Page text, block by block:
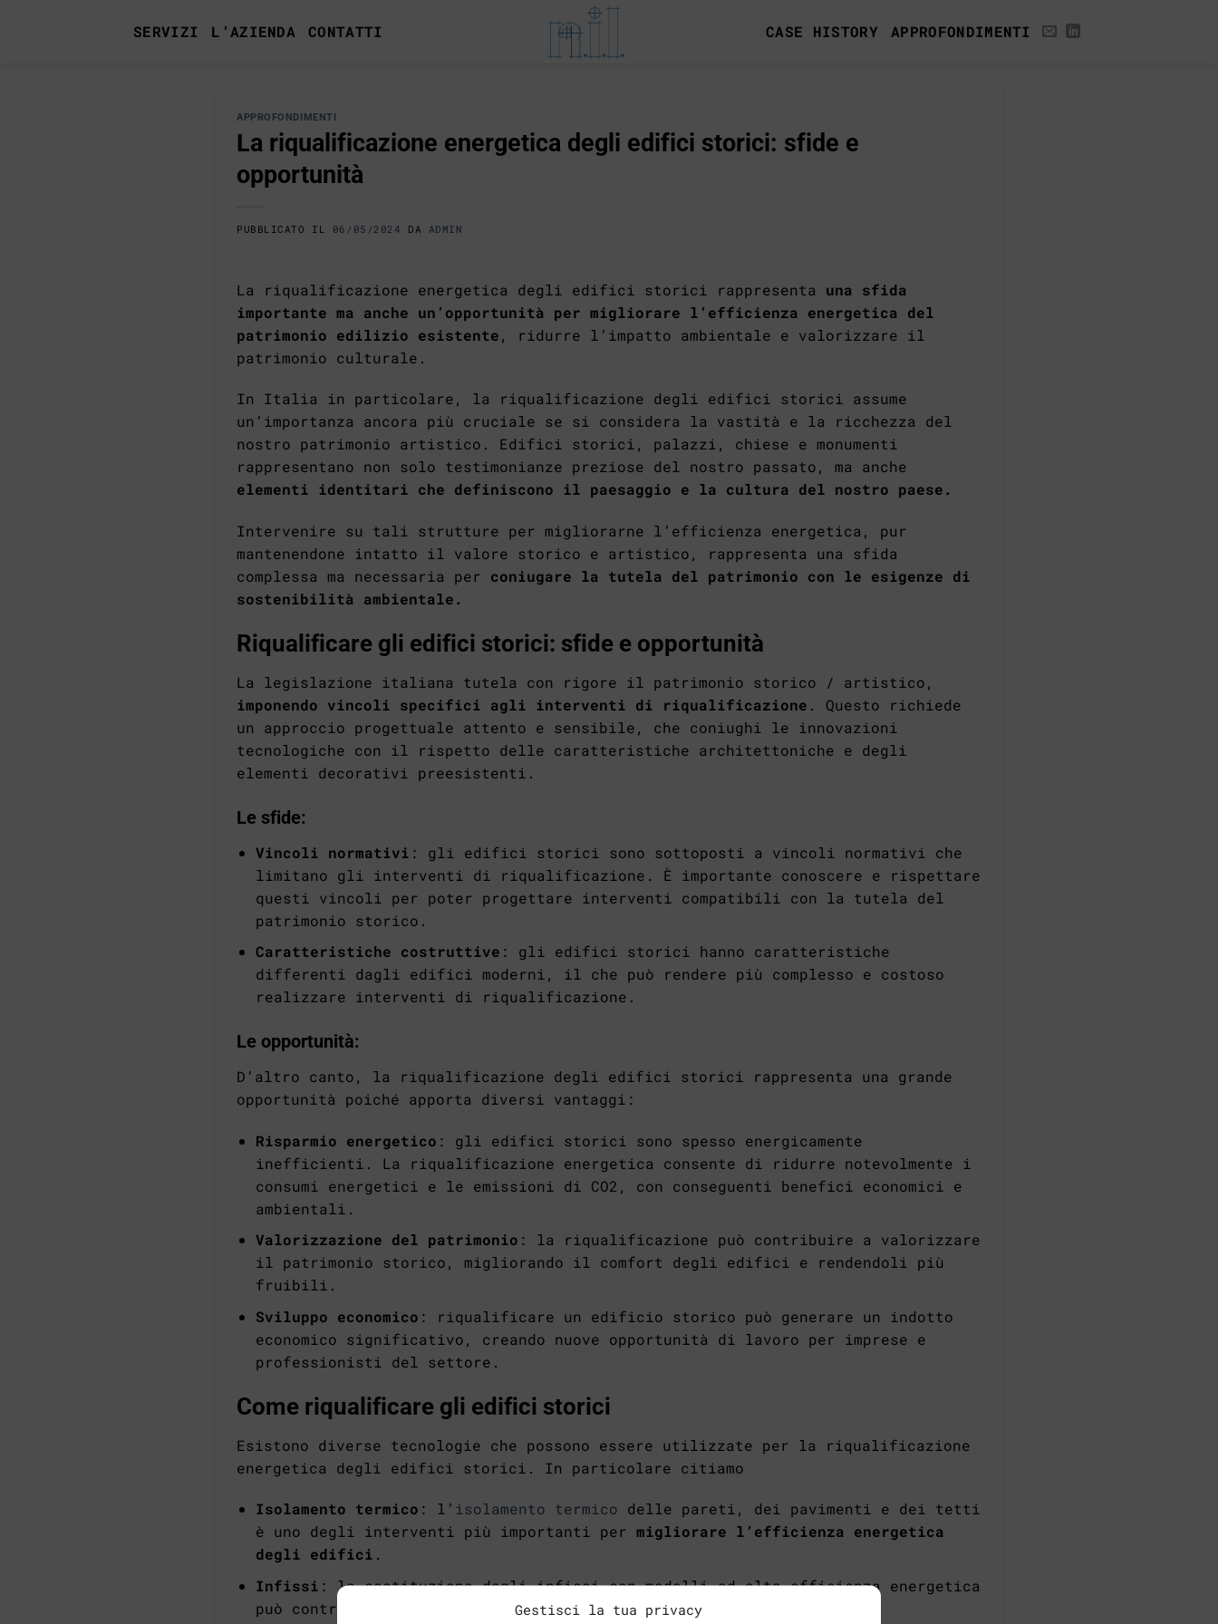
Gestisci la tua privacy
SERVIZI L’AZIENDA CONTATTI CASE HISTORY APPROFONDIMENTI
APPROFONDIMENTI
La riqualificazione energetica degli edifici storici: sfide e
opportunità
PUBBLICATO IL 06/05/2024 DA ADMIN
La riqualificazione energetica degli edifici storici rappresenta una sfida
importante ma anche un’opportunità per migliorare l’efficienza energetica del
patrimonio edilizio esistente, ridurre l’impatto ambientale e valorizzare il
patrimonio culturale.
In Italia in particolare, la riqualificazione degli edifici storici assume
un’importanza ancora più cruciale se si considera la vastità e la ricchezza del
nostro patrimonio artistico. Edifici storici, palazzi, chiese e monumenti
rappresentano non solo testimonianze preziose del nostro passato, ma anche
elementi identitari che definiscono il paesaggio e la cultura del nostro paese.
Intervenire su tali strutture per migliorarne l’efficienza energetica, pur
mantenendone intatto il valore storico e artistico, rappresenta una sfida
complessa ma necessaria per coniugare la tutela del patrimonio con le esigenze di
sostenibilità ambientale.
Riqualificare gli edifici storici: sfide e opportunità
La legislazione italiana tutela con rigore il patrimonio storico / artistico,
imponendo vincoli specifici agli interventi di riqualificazione . Questo richiede
un approccio progettuale attento e sensibile, che coniughi le innovazioni
tecnologiche con il rispetto delle caratteristiche architettoniche e degli
elementi decorativi preesistenti.
Le sfide:
Vincoli normativi : gli edifici storici sono sottoposti a vincoli normativi che
limitano gli interventi di riqualificazione. È importante conoscere e rispettare
questi vincoli per poter progettare interventi compatibili con la tutela del
patrimonio storico.
Caratteristiche costruttive : gli edifici storici hanno caratteristiche
differenti dagli edifici moderni, il che può rendere più complesso e costoso
realizzare interventi di riqualificazione.
Le opportunità:
D’altro canto, la riqualificazione degli edifici storici rappresenta una grande
opportunità poiché apporta diversi vantaggi:
Risparmio energetico : gli edifici storici sono spesso energicamente
inefficienti. La riqualificazione energetica consente di ridurre notevolmente i
consumi energetici e le emissioni di CO2, con conseguenti benefici economici e
ambientali.
Valorizzazione del patrimonio : la riqualificazione può contribuire a valorizzare
il patrimonio storico, migliorando il comfort degli edifici e rendendoli più
fruibili.
Sviluppo economico : riqualificare un edificio storico può generare un indotto
economico significativo, creando nuove opportunità di lavoro per imprese e
professionisti del settore.
Come riqualificare gli edifici storici
Esistono diverse tecnologie che possono essere utilizzate per la riqualificazione
energetica degli edifici storici. In particolare citiamo
Isolamento termico : l’ isolamento termico delle pareti, dei pavimenti e dei tetti
è uno degli interventi più importanti per migliorare l’efficienza energetica
degli edifici .
Infissi : la sostituzione degli infissi con modelli ad alta efficienza energetica
può contribuire a
ridurre le dispersioni di calore